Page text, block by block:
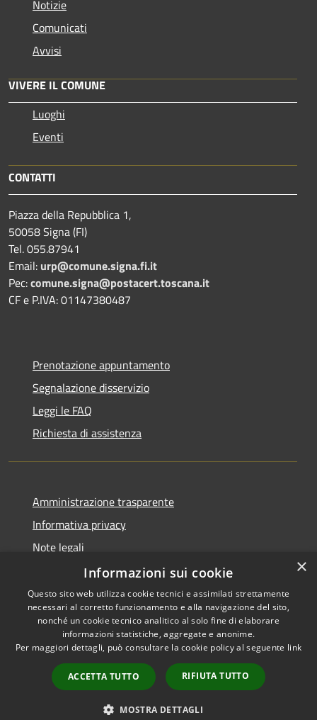
Notizie
Comunicati
Avvisi
VIVERE IL COMUNE
Luoghi
Eventi
CONTATTI
Piazza della Repubblica 1,
50058 Signa (FI)
Tel. 055.87941
Email: urp@comune.signa.fi.it
Pec:comune.signa@postacert.toscana.it
CF e P.IVA: 01147380487
Prenotazione appuntamento
Segnalazione disservizio
Leggi le FAQ
Richiesta di assistenza
Amministrazione trasparente
Informativa privacy
Note legali
Dichiarazione di accessibilità
RSS
Accessibilità
Copyright © 2026 • Comune di
Signa • Powered by
Municipium•
Accesso
redazione
×
Informazioni sui cookie
Questo sito web utilizza cookie tecnici e assimilati strettamente
necessari al corretto funzionamento e alla navigazione del sito,
nonché un cookie tecnico analitico al solo fine di elaborare
informazioni statistiche, aggregate e anonime.
Per maggiori dettagli, può consultare la cookie policy al seguente link
ACCETTA TUTTO RIFIUTA TUTTO
MOSTRA DETTAGLI